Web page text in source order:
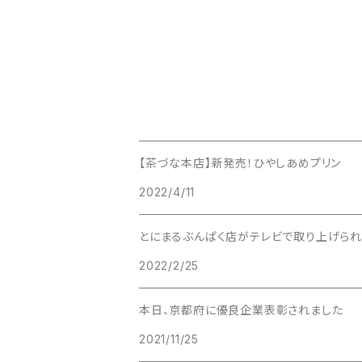
【茶づな本店】新発売！ひやしあめプリン
2022/4/11
とにまるぶんぱく店がテレビで取り上げられ
2022/2/25
本日、京都府に優良企業表彰されました
2021/11/25